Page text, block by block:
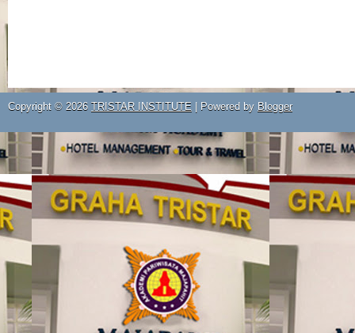
Copyright © 2026 TRISTAR INSTITUTE | Powered by Blogger